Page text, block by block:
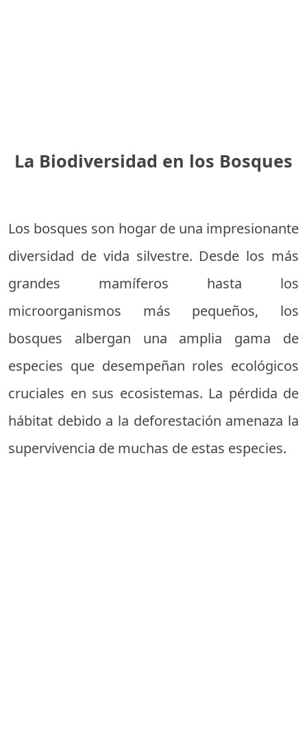
La Biodiversidad en los Bosques
Los bosques son hogar de una impresionante
diversidad de vida silvestre. Desde los más
grandes mamíferos hasta los
microorganismos más pequeños, los
bosques albergan una amplia gama de
especies que desempeñan roles ecológicos
cruciales en sus ecosistemas. La pérdida de
hábitat debido a la deforestación amenaza la
supervivencia de muchas de estas especies.